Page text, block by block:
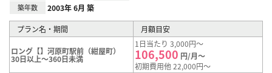
築年数 2003年 6月 築
プラン名・期間 月額目安
ロング【】河原町駅前（紺屋町）
30日以上～360日未満
1日当たり 3,000円～
106,500 円/月～
初期費用他 22,000円～